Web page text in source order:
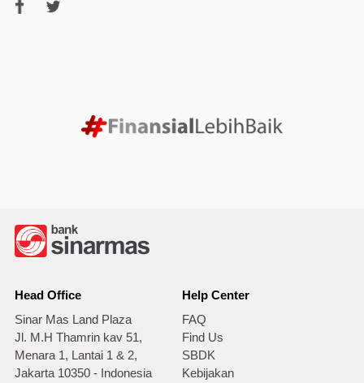
Head Office
Sinar Mas Land Plaza
Jl. M.H Thamrin kav 51,
Menara 1, Lantai 1 & 2,
Jakarta 10350 - Indonesia
Help Center
FAQ
Find Us
SBDK
Kebijakan